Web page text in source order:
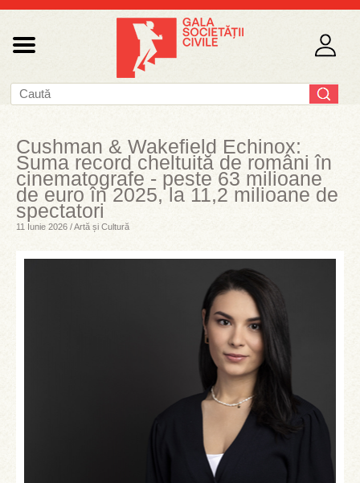
Cushman & Wakefield Echinox:
Suma record cheltuită de români în
cinematografe - peste 63 milioane
de euro în 2025, la 11,2 milioane de
spectatori
11 Iunie 2026 / Artă și Cultură